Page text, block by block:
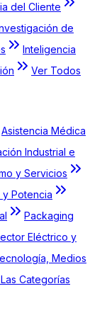
del Cliente
de
Inteligencia
Ver Todos
Asistencia Médica
Industrial e
y Servicios
y Potencia
Packaging
Eléctrico y
Medios
Categorías